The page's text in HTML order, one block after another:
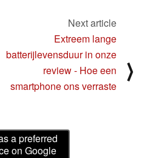
Next article
Extreem lange
batterijlevensduur in onze
review - Hoe een
smartphone ons verraste
⟩
a preferred
on Google